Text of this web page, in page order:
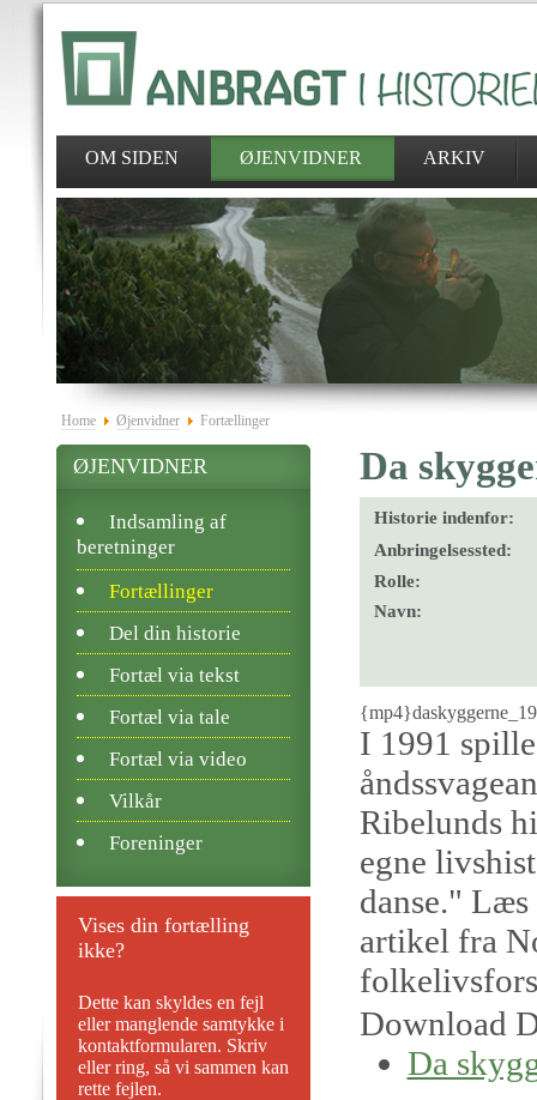
OM SIDEN ØJENVIDNER ARKIV
Home Øjenvidner Fortællinger
Da
Historie indenfor:
Anbringelsessted:
Rolle:
Navn:
I 1991
Ribelunds
egne
danse."
artikel fra
Download
Da
ØJENVIDNER
Indsamling af
beretninger
Fortællinger
Del din historie
Fortæl via tekst
Fortæl via tale
Fortæl via video
Vilkår
Foreninger
Vises din fortælling
ikke?
Dette kan skyldes en fejl
eller manglende samtykke i
kontaktformularen. Skriv
eller ring, så vi sammen kan
rette fejlen.